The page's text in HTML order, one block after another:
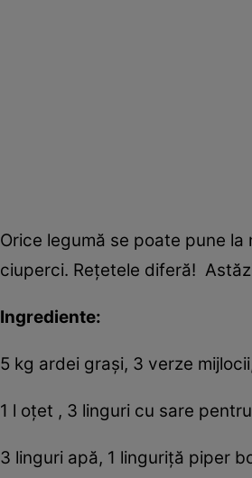
Orice legumă se poate pune
ciuperci. Reţetele diferă!
Ingrediente:
5 kg ardei graşi, 3 verze
1 l oţet , 3 linguri cu sare
3 linguri apă, 1 linguriţă piper